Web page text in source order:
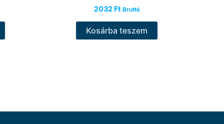
2032 Ft Bruttó
Kosárba teszem